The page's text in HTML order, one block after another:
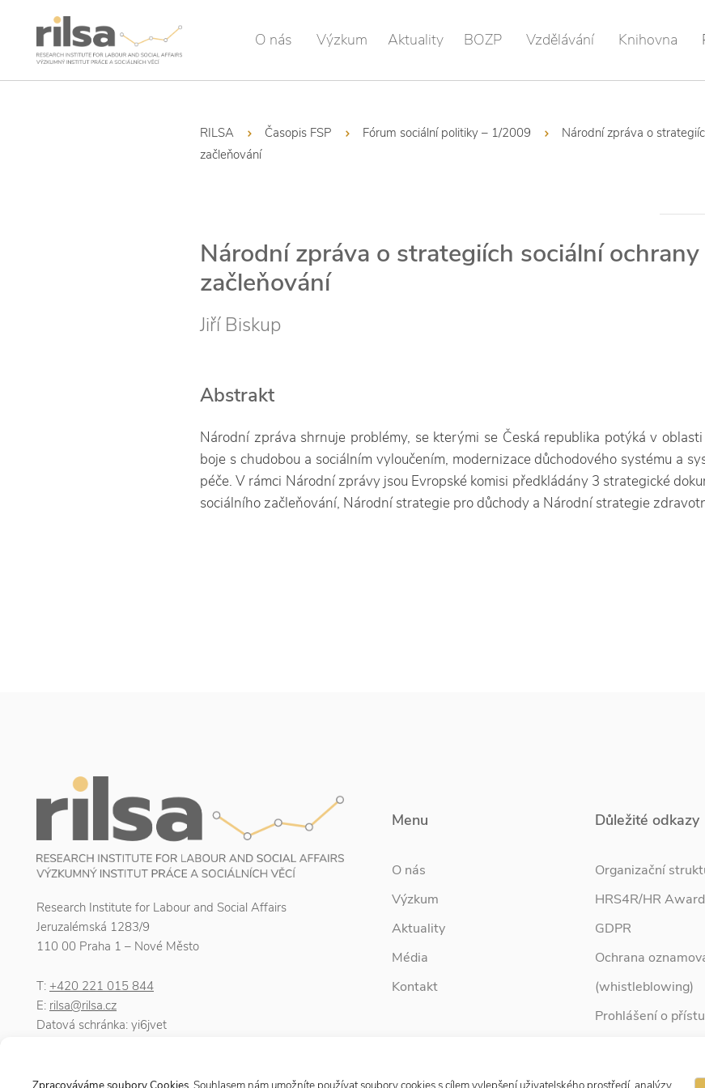
O nás Výzkum Aktuality BOZP Vzdělávání Knihovna
RILSA Časopis FSP Fórum sociální politiky – 1/2009
Národní zpráva o
začleňování
Národní zpráva o strategiích sociální
začleňování
Jiří Biskup
Abstrakt
Národní zpráva shrnuje problémy, se kterými se Česká republika potýká v
boje s chudobou a sociálním vyloučením, modernizace důchodového systému a
péče. V rámci Národní zprávy jsou Evropské komisi předkládány 3 strategické
sociálního začleňování, Národní strategie pro důchody a Národní strategie
Research Institute for Labour and Social Affairs
Jeruzalémská 1283/9
110 00 Praha 1 – Nové Město
T: +420 221 015 844
E: rilsa@rilsa.cz
Datová schránka: yi6jvet
DIČ: CZ00025950
Menu
O nás
Výzkum
Aktuality
Média
Kontakt
Důležité odkazy
Organizační
HRS4R/HR Award
GDPR
Ochrana
(whistleblowing)
Prohlášení o
Zpravodaj Rodina